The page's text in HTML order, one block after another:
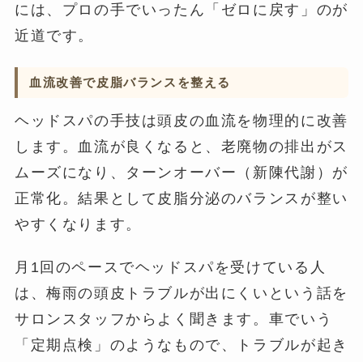
には、プロの手でいったん「ゼロに戻す」のが
近道です。
血流改善で皮脂バランスを整える
ヘッドスパの手技は頭皮の血流を物理的に改善
します。血流が良くなると、老廃物の排出がス
ムーズになり、ターンオーバー（新陳代謝）が
正常化。結果として皮脂分泌のバランスが整い
やすくなります。
月1回のペースでヘッドスパを受けている人
は、梅雨の頭皮トラブルが出にくいという話を
サロンスタッフからよく聞きます。車でいう
「定期点検」のようなもので、トラブルが起き